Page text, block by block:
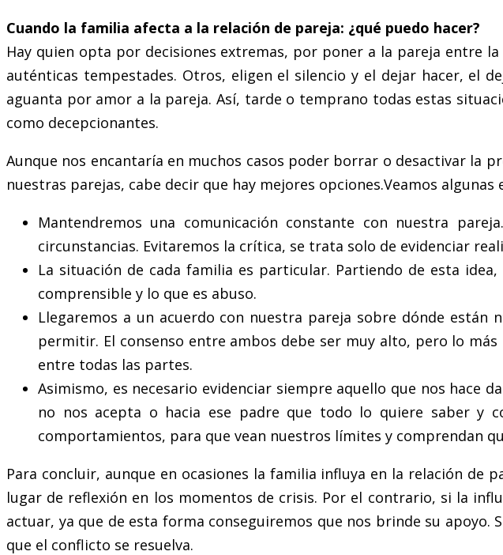
Cuando la familia afecta a la relación de pareja: ¿qué puedo hacer?
Hay quien opta por decisiones extremas, por poner a la pareja entre
auténticas tempestades. Otros, eligen el silencio y el dejar hacer, el
aguanta por amor a la pareja. Así, tarde o temprano todas estas
como decepcionantes.
Aunque nos encantaría en muchos casos poder borrar o desactivar la
nuestras parejas, cabe decir que hay mejores opciones.Veamos
Mantendremos una comunicación constante con nuestra
circunstancias. Evitaremos la crítica, se trata solo de evidenciar
La situación de cada familia es particular. Partiendo de esta
comprensible y lo que es abuso.
Llegaremos a un acuerdo con nuestra pareja sobre dónde
permitir. El consenso entre ambos debe ser muy alto, pero lo
entre todas las partes.
Asimismo, es necesario evidenciar siempre aquello que nos hace
no nos acepta o hacia ese padre que todo lo quiere saber y
comportamientos, para que vean nuestros límites y comprendan
Para concluir, aunque en ocasiones la familia influya en la relación de
lugar de reflexión en los momentos de crisis. Por el contrario, si la
actuar, ya que de esta forma conseguiremos que nos brinde su
que el conflicto se resuelva.